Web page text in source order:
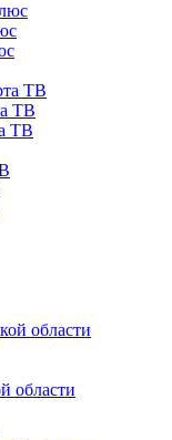
ТВ
ТВ
ТВ
области
области